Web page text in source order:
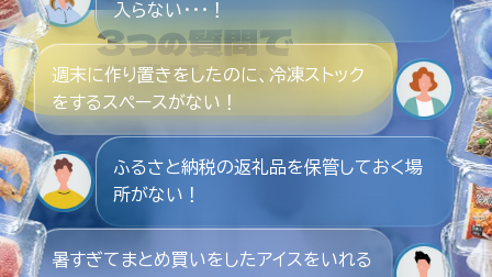
3つの質問で
簡単チェック
入らない・・・！
週末に作り置きをしたのに、冷凍ストック
をするスペースがない！
ふるさと納税の返礼品を保管しておく場
所がない！
暑すぎてまとめ買いをしたアイスをいれる